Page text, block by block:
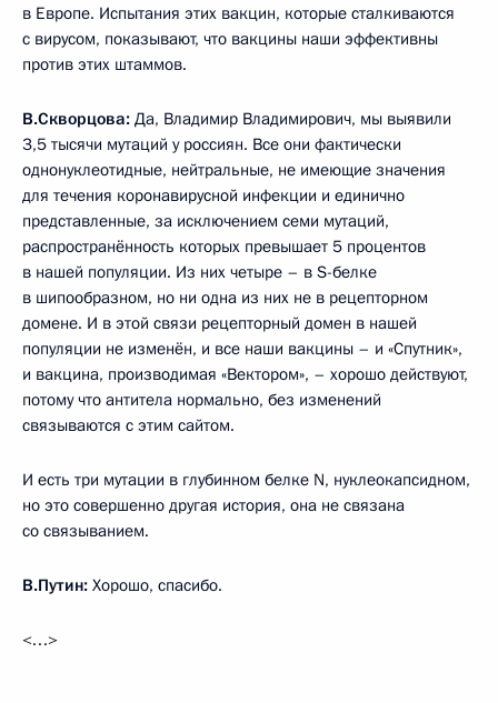
в Европе. Испытания этих вакцин, которые сталкиваются
с вирусом, показывают, что вакцины наши эффективны
против этих штаммов.
В.Скворцова: Да, Владимир Владимирович, мы выявили
3,5 тысячи мутаций у россиян. Все они фактически
однонуклеотидные, нейтральные, не имеющие значения
для течения коронавирусной инфекции и единично
представленные, за исключением семи мутаций,
распространённость которых превышает 5 процентов
в нашей популяции. Из них четыре – в S-белке
в шипообразном, но ни одна из них не в рецепторном
домене. И в этой связи рецепторный домен в нашей
популяции не изменён, и все наши вакцины – и «Спутник»,
и вакцина, производимая «Вектором», – хорошо действуют,
потому что антитела нормально, без изменений
связываются с этим сайтом.
И есть три мутации в глубинном белке N, нуклеокапсидном,
но это совершенно другая история, она не связана
со связыванием.
В.Путин: Хорошо, спасибо.
<…>